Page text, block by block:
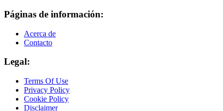
Páginas de información:
Acerca de
Contacto
Legal:
Terms Of Use
Privacy Policy
Cookie Policy
Disclaimer